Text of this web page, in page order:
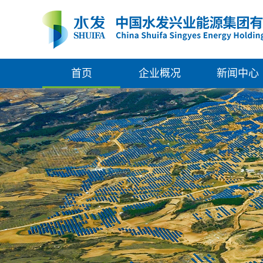
首页 企业概况
集团简介
组织架构
管理团队
权属企业
发展大事记
新闻中心
新闻中心
通知公告